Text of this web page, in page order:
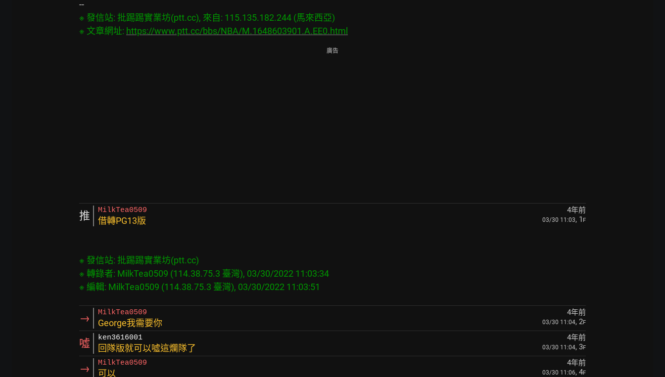
※ 發信站: 批踢踢實業坊(ptt.cc), 來自: 115.135.182.244 (馬來西亞)
※ 文章網址: https://www.ptt.cc/bbs/NBA/M.1648603901.A.EE0.html
廣告
推 MilkTea0509 4年前
借轉PG13版 03/30 11:03, 1 F
※ 發信站: 批踢踢實業坊(ptt.cc)
※ 轉錄者: MilkTea0509 (114.38.75.3 臺灣), 03/30/2022 11:03:34
→ MilkTea0509 4年前
George我需要你 03/30 11:04, 2F
噓 ken3616001 4年前
回隊版就可以噓這爛隊了 03/30 11:04, 3F
→ MilkTea0509 4年前
可以 03/30 11:06, 4F